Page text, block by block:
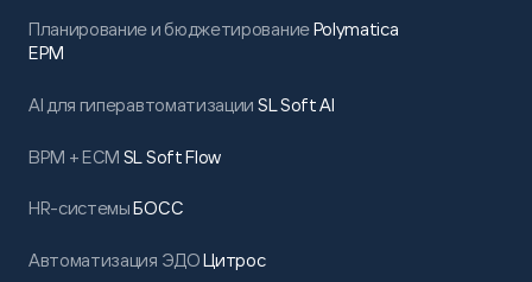
Ускорился ввод и обработка данных для расчета
заработной платы, работа с кадровой
Четко разграничены действия сотрудников
персонала и мотивации. Обеспечен сквозной
кадровых документов.
Планирование и бюджетированиеPolymatica
EPM
AI для гиперавтоматизации SL Soft AI
BPM + ECM SL Soft Flow
HR-системыБОСС
Автоматизация ЭДОЦитрос